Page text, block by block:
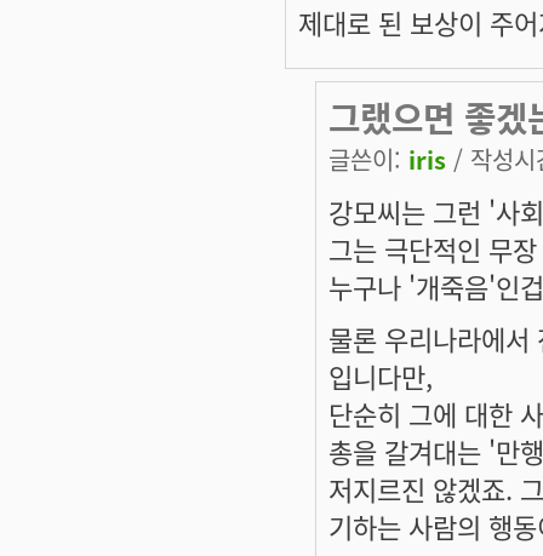
제대로 된 보상이 주
그랬으면 좋겠
글쓴이: iris / 작성
강모씨는 그런 '사
그는 극단적인 무
누구나 '개죽음'인
물론 우리나라에서
입니다만,
단순히 그에 대한
총을 갈겨대는 '만
저지르진 않겠죠.
기하는 사람의 행